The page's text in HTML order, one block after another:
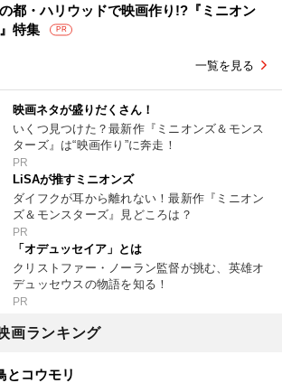
都・ハリウッドで映画作り!?『ミニオン
特集
PR
一覧を見る
映画ネタが盛りだくさん！
いくつ見つけた？最新作『ミニオンズ＆モンス
ターズ』は“映画作り”に奔走！
PR
LiSAが推すミニオンズ
ダイフクが耳から離れない！最新作『ミニオン
ズ＆モンスターズ』見どころは？
PR
「オデュッセイア」とは
クリストファー・ノーラン監督が挑む、英雄オ
デュッセウスの物語を知る！
PR
画ランキング
とコウモリ